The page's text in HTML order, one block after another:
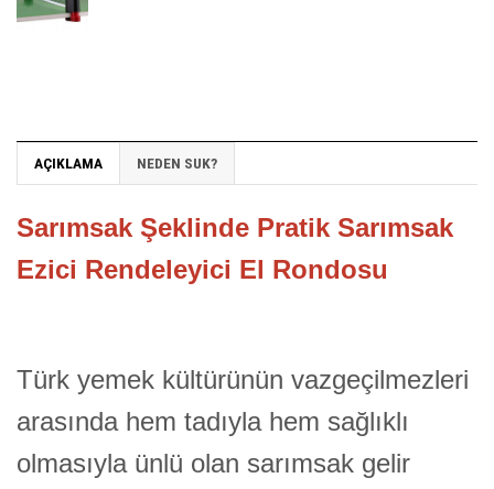
AÇIKLAMA NEDEN SUK?
Sarımsak Şeklinde Pratik Sarımsak
Ezici Rendeleyici El Rondosu
Türk yemek kültürünün vazgeçilmezleri
arasında hem tadıyla hem sağlıklı
olmasıyla ünlü olan sarımsak gelir